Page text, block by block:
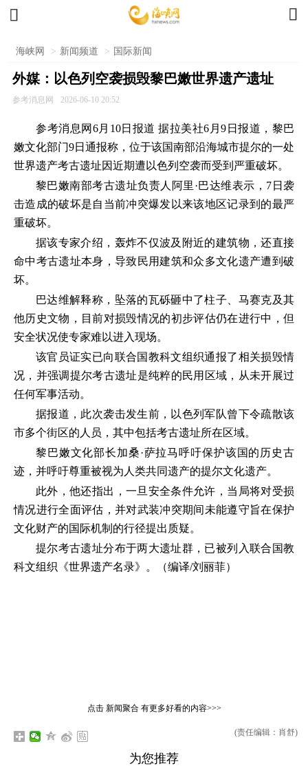
 
海峡网 > 新闻频道 > 国际新闻
外媒：以色列空袭损毁黎巴嫩世界遗产遗址
参考消息网 2026-06-10 20:52
参考消息网6月10日报道 据拉美社6月9日报道，黎巴
嫩文化部门9日通报称，位于该国南部沿海城市提尔的一处
世界遗产考古遗址因近期遭以色列空袭而受到严重破坏。
黎巴嫩南部考古遗址负责人阿里·巴达维表示，7日袭
击造成的破坏是自当前冲突爆发以来该地区记录到的最严
重破坏。
据该专家介绍，轰炸不仅波及附近的建筑物，还直接
命中考古遗址本身，导致民用建筑和众多文化遗产遭到破
坏。
巴达维解释称，坠落的瓦砾砸中了柱子、马赛克及其
他历史文物，目前对损毁情况的初步评估仍在进行中，但
安全状况使专家难以进入现场。
该官员证实已向联合国教科文组织通报了相关损毁情
况，并强调提尔考古遗址是纯粹的民用区域，从未开展过
任何军事活动。
据报道，此次袭击发生前，以色列军队曾下令疏散该
市多个街区的人员，其中包括考古遗址所在区域。
黎巴嫩文化部长加桑·萨拉马呼吁保护该国的历史古
迹，并呼吁尊重被视为人类共同遗产的提尔文化遗产。
此外，他还指出，一旦安全条件允许，当局将对受损
情况进行全面评估，并对武装冲突期间未能遵守旨在保护
文化财产的国际机制的行径提出质疑。
提尔考古遗址分布于两大遗址群，已被列入联合国教
科文组织《世界遗产名录》。（编译/刘丽菲）
点击 新闻聚合有更多好看的内容>>>
(责任编辑：肖舒)
为您推荐